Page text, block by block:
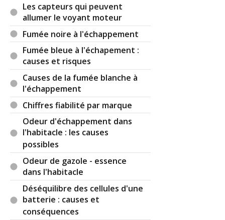
Les capteurs qui peuvent
allumer le voyant moteur
Fumée noire à l'échappement
Fumée bleue à l'échapement :
causes et risques
Causes de la fumée blanche à
l'échappement
Chiffres fiabilité par marque
Odeur d'échappement dans
l'habitacle : les causes
possibles
Odeur de gazole - essence
dans l'habitacle
Déséquilibre des cellules d'une
batterie : causes et
conséquences